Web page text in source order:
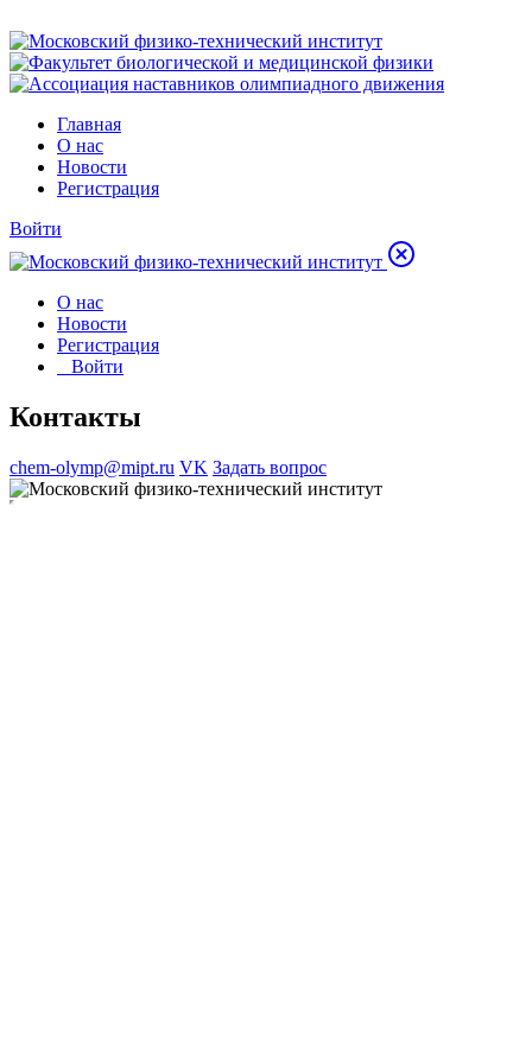
Главная
О нас
Новости
Регистрация
Войти
О нас
Новости
Регистрация
Войти
Контакты
chem-olymp@mipt.ru VK Задать вопрос